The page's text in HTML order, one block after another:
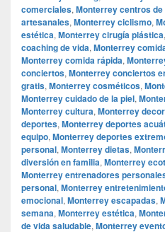
comerciales, Monterrey centros
artesanales, Monterrey ciclismo,
estética, Monterrey cirugía plástica,
coaching de vida, Monterrey
Monterrey comida rápida,
conciertos, Monterrey conciertos
gratis, Monterrey cosméticos,
Monterrey cuidado de la piel,
Monterrey cultura, Monterrey
deportes, Monterrey deportes
equipo, Monterrey deportes
personal, Monterrey dietas,
diversión en familia, Monterrey
Monterrey entrenadores
personal, Monterrey
emocional, Monterrey escapadas,
semana, Monterrey estética,
de vida saludable, Monterrey